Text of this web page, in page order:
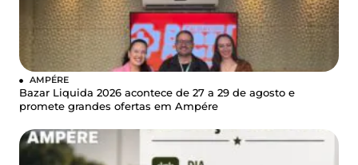
AMPÉRE
Bazar Liquida 2026 acontece de 27 a 29 de agosto e
promete grandes ofertas em Ampére